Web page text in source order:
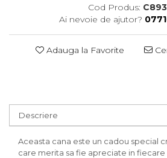
Cod Produs:
Ai nevoie de ajutor?
Adauga la Favorite
Descriere
Aceasta cana este un cadou special
care merita sa fie apreciate in fiecare